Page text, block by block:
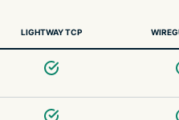
LIGHTWAY TCP